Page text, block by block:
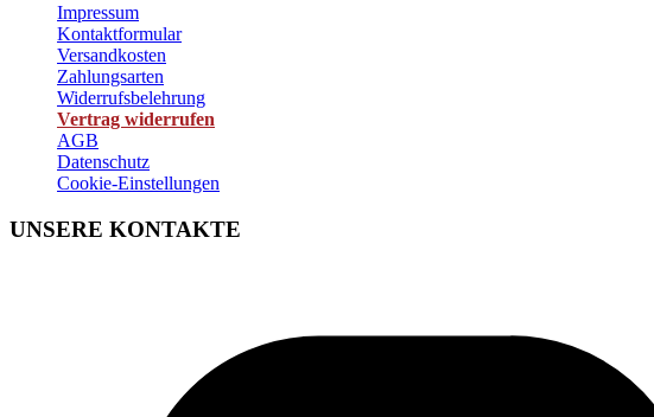
Impressum
Kontaktformular
Versandkosten
Zahlungsarten
Widerrufsbelehrung
Vertrag widerrufen
AGB
Datenschutz
Cookie-Einstellungen
UNSERE KONTAKTE